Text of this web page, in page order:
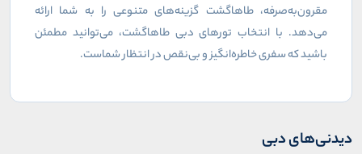
مقرون‌به‌صرفه، طاهاگشت گزینه‌های متنوعی را به شما ارائه
می‌دهد. با انتخاب تورهای دبی طاهاگشت، می‌توانید مطمئن
باشید که سفری خاطره‌انگیز و بی‌نقص در انتظار شماست.
دیدنی‌های دبی